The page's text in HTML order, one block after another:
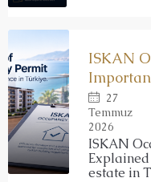
ISKAN
27
Temmuz
2026
ISKAN
estate in